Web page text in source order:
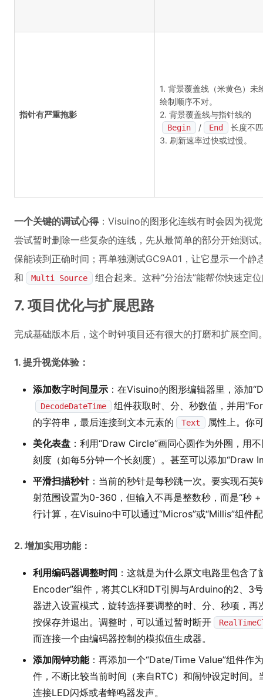
指针有严重拖影
1. 背景覆盖线（米黄色）未
绘制顺序不对。
2. 背景覆盖线与指针线的
Begin / End
长度不
3. 刷新速率过快或过慢。
一个关键的调试心得：Visuino的图形化连线有时会因为视
尝试暂时删除一些复杂的连线，先从最简单的部分开始测
保能读到正确时间；再单独测试GC9A01，让它显示一个静
和
Multi Source 组合起来。这种“分治法”能帮你快速定
7. 项目优化与扩展思路
完成基础版本后，这个时钟项目还有很大的打磨和扩展空
1. 提升视觉体验：
添加数字时间显示 ：在Visuino的图形编辑器里，添加
DecodeDateTime
组件获取时、分、秒数值，并用
的字符串，最后连接到文本元素的
Text
属性上。你
美化表盘 ：利用“Draw Circle”画同心圆作为外圈，用
刻度（如每5分钟一个长刻度）。甚至可以添加“Draw
平滑扫描秒针：当前的秒针是每秒跳一次。要实现石
射范围设置为0-360，但输入不再是整数秒，而是“秒
行计算，在Visuino中可以通过“Micros”或“Millis”组件
2. 增加实用功能：
利用编码器调整时间 ：这就是为什么原文电路里包含
Encoder”组件，将其CLK和DT引脚与Arduino的2、3
器进入设置模式，旋转选择要调整的时、分、秒项，
按保存并退出。调整时，可以通过暂时断开
而连接一个由编码器控制的模拟值生成器。
添加闹钟功能：再添加一个“Date/Time Value”组件作
件，不断比较当前时间（来自RTC）和闹钟设定时间
连接LED闪烁或者蜂鸣器发声。